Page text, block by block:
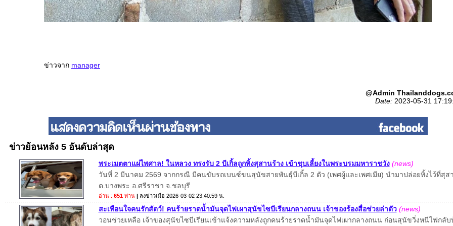
ข่าวจาก manager
@Admin
Date:2023-05-31
ข่าวย้อนหลัง 5 อันดับล่าสุด
พระเมตตาแผ่ไพศาล! ในหลวง ทรงรับ 2 บีเกิ้ลถูกทิ้งสุสานร้าง เข้าชุบเลี้ยงในพระบรมมหาราชวัง (news)
วันที่ 2 มีนาคม 2569 จากกรณี มีคนขับรถเบนซ์ขนสุนัขสายพันธุ์บีเกิ้ล 2 ตัว (เพศผู้และเพศเมีย) นำมาปล่อยทิ้งไว้ที่สุส
ต.บางพระ อ.ศรีราชา จ.ชลบุรี
อ่าน : 651ท่าน | ลงข่าวเมื่อ 2026-03-02 23:40:59 น.
สะเทือนใจคนรักสัตว์! คนร้ายราดน้ำมันจุดไฟเผาสุนัขไซบีเรียนกลางถนน เจ้าของร้องสื่อช่วยล่าตัว (news)
วอนช่วยเหลือ เจ้าของสุนัขไซบีเรียนเข้าแจ้งความหลังถูกคนร้ายราดน้ำมันจุดไฟเผากลางถนน ก่อนสุนัขวิ่งหนีไฟกลับ